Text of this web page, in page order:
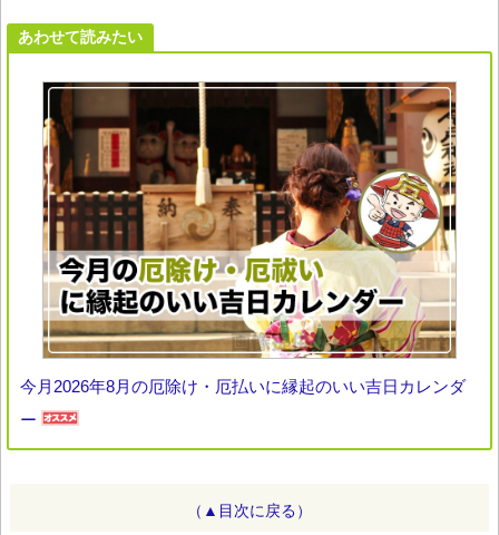
あわせて読みたい
今月2026年8月の厄除け・厄払いに縁起のいい吉日カレンダ
ー
（▲目次に戻る）